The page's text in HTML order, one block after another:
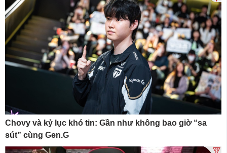
Chovy và kỷ lục khó tin: Gần như không bao giờ “sa
sút” cùng Gen.G